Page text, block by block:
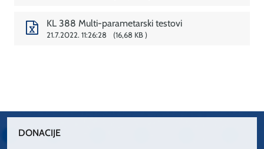
KL 388 Multi-parametarski testovi
21.7.2022. 11:26:28 16,68 KB
DONACIJE